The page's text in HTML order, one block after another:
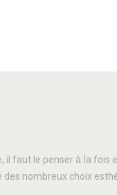
faut le penser à la
nombreux choix